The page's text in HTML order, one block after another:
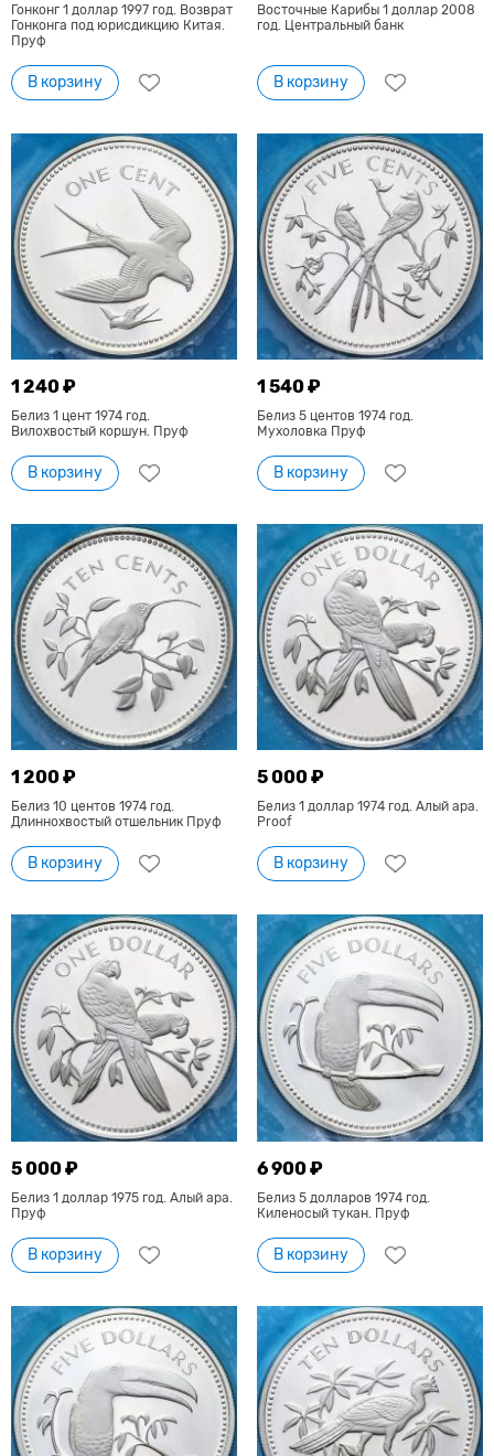
Гонконг 1 доллар 1997 год. Возврат
Гонконга под юрисдикцию Китая.
Пруф
В корзину
Восточные Карибы 1 доллар 2008
год. Центральный банк
В корзину
1 240 ₽
Белиз 1 цент 1974 год.
Вилохвостый коршун. Пруф
В корзину
1 540 ₽
Белиз 5 центов 1974 год.
Мухоловка Пруф
В корзину
1 200 ₽
Белиз 10 центов 1974 год.
Длиннохвостый отшельник Пруф
В корзину
5 000 ₽
Белиз 1 доллар 1974 год. Алый ара.
Proof
В корзину
5 000 ₽
Белиз 1 доллар 1975 год. Алый ара.
Пруф
В корзину
6 900 ₽
Белиз 5 долларов 1974 год.
Киленосый тукан. Пруф
В корзину